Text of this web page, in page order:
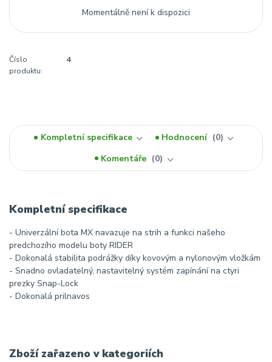
Momentálně není k dispozici
Číslo
produktu:
4
Kompletní specifikace Hodnocení
0
Komentáře
0
Kompletní specifikace
- Univerzální bota MX navazuje na strih a funkci našeho
predchozího modelu boty RIDER
- Dokonalá stabilita podrážky díky kovovým a nylonovým vložkám
- Snadno ovladatelný, nastavitelný systém zapínání na ctyri
prezky Snap-Lock
- Dokonalá prilnavos
Zboží zařazeno v kategoriích